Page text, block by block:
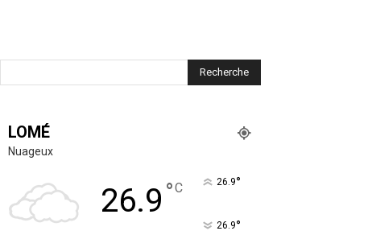
LOMÉ
Nuageux
26.9 °C 26.9°
26.9°